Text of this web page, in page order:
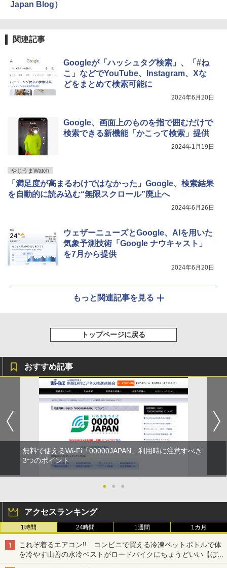
Japan Blog）
関連記事
Googleが「ハッシュタグ検索」、「#ね
こ」などでYouTube、Instagram、Xな
どをまとめて検索可能に
2024年6月20日
Google、画面上のものを指で囲むだけで
検索できる新機能「かこって検索」提供
2024年1月19日
やじうまWatch
「満足度が高まるわけではなかった」Google、検索結果
を自動的に読み込む“無限スクロール”廃止へ
2024年6月26日
ウェザーニューズとGoogle、AIを用いた
気象予測技術「Google ナウキャスト」
を7月から提供
2024年6月20日
もっと関連記事を見る
トップページに戻る
おすすめ記事
無料で使えるWi-Fi「00000JAPAN」利用時に注意すべき
3つのポイント
● ● ●
アクセスランキング
1時間 24時間 1週間 1カ月
これぞ着るエアコン!! コンビニで買える冷凍ペットボトルで体
を冷やす山善の水冷ベストがロードバイクにちょうどいい【ぼっ
ち・ざ・ろーど！その14】【空いた時間でなにしてる？】